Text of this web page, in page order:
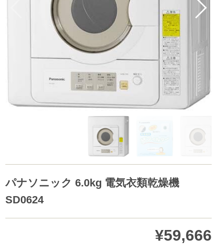
パナソニック 6.0kg 電気衣類乾燥機
SD0624
¥59,666